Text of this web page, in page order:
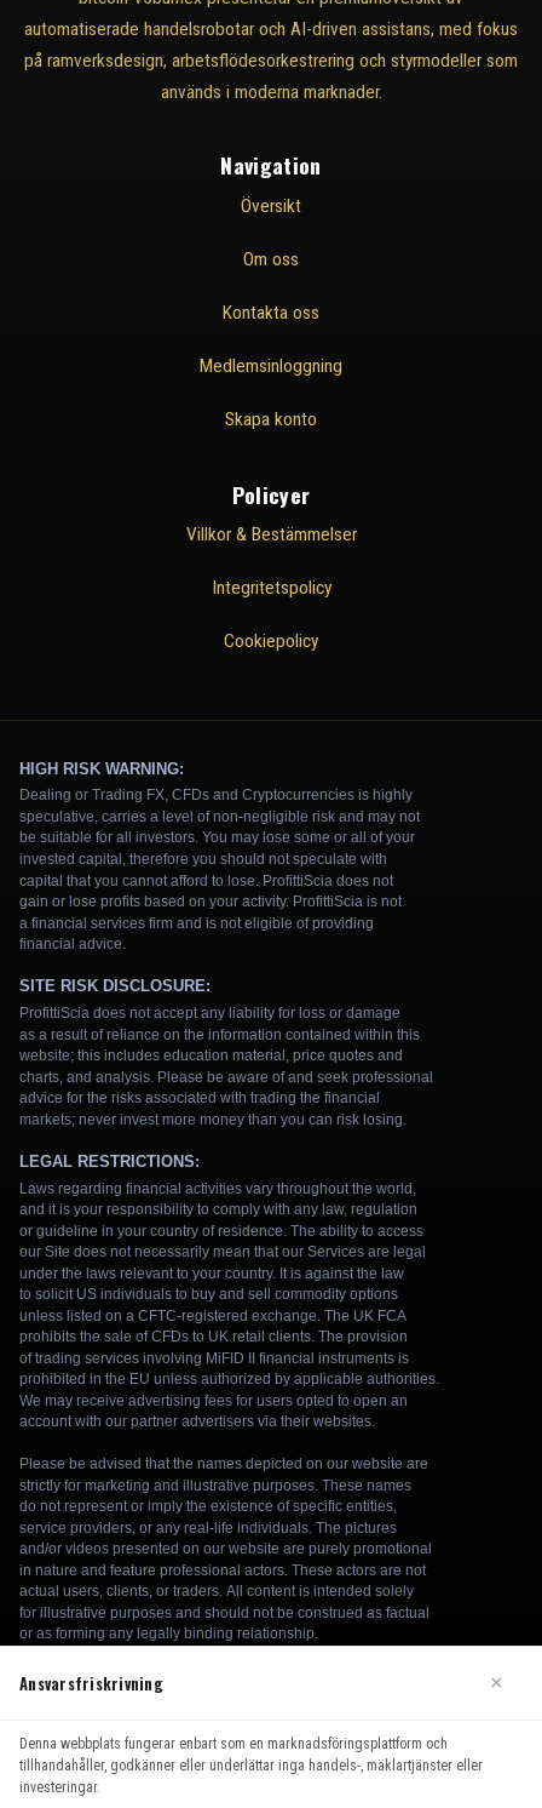
automatiserade handelsrobotar och AI-driven assistans, med fokus
på ramverksdesign, arbetsflödesorkestrering och styrmodeller som
används i moderna marknader.
Navigation
Översikt
Om oss
Kontakta oss
Medlemsinloggning
Skapa konto
Policyer
Villkor & Bestämmelser
Integritetspolicy
Cookiepolicy
We use cookies to enhance your browsing experience. By
continuing to use our website, you agree to our use of cookies.
Ansvarsfriskrivning ×
Denna webbplats fungerar enbart som en marknadsföringsplattform och
tillhandahåller, godkänner eller underlättar inga handels-, mäklartjänster eller
investeringar.